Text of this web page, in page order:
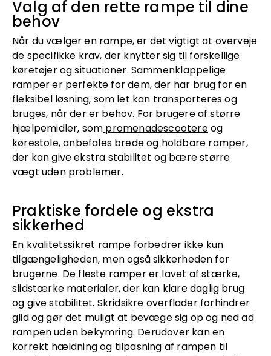
Valg af den rette rampe til dine
behov
Når du vælger en rampe, er det vigtigt at overveje
de specifikke krav, der knytter sig til forskellige
køretøjer og situationer. Sammenklappelige
ramper er perfekte for dem, der har brug for en
fleksibel løsning, som let kan transporteres og
bruges, når der er behov. For brugere af større
hjælpemidler, som promenadescootereog
kørestole, anbefales brede og holdbare ramper,
der kan give ekstra stabilitet og bære større
vægt uden problemer.
Praktiske fordele og ekstra
sikkerhed
En kvalitetssikret rampe forbedrer ikke kun
tilgængeligheden, men også sikkerheden for
brugerne. De fleste ramper er lavet af stærke,
slidstærke materialer, der kan klare daglig brug
og give stabilitet. Skridsikre overflader forhindrer
glid og gør det muligt at bevæge sig op og ned ad
rampen uden bekymring. Derudover kan en
korrekt hældning og tilpasning af rampen til